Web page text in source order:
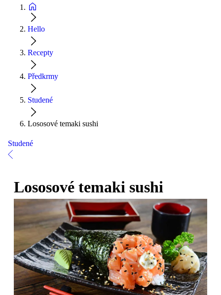
Hello
Recepty
Předkrmy
Studené
Lososové temaki sushi
Studené
Lososové temaki sushi